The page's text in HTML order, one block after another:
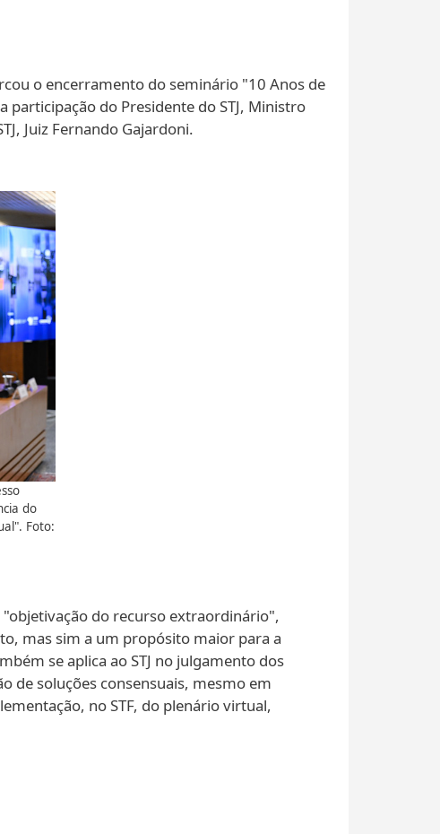
o encerramento do seminário "10 Anos de
participação do Presidente do STJ, Ministro
Juiz Fernando Gajardoni.
do
Foto:
do recurso extraordinário",
mas sim a um propósito maior para a
se aplica ao STJ no julgamento dos
de soluções consensuais, mesmo em
no STF, do plenário virtual,